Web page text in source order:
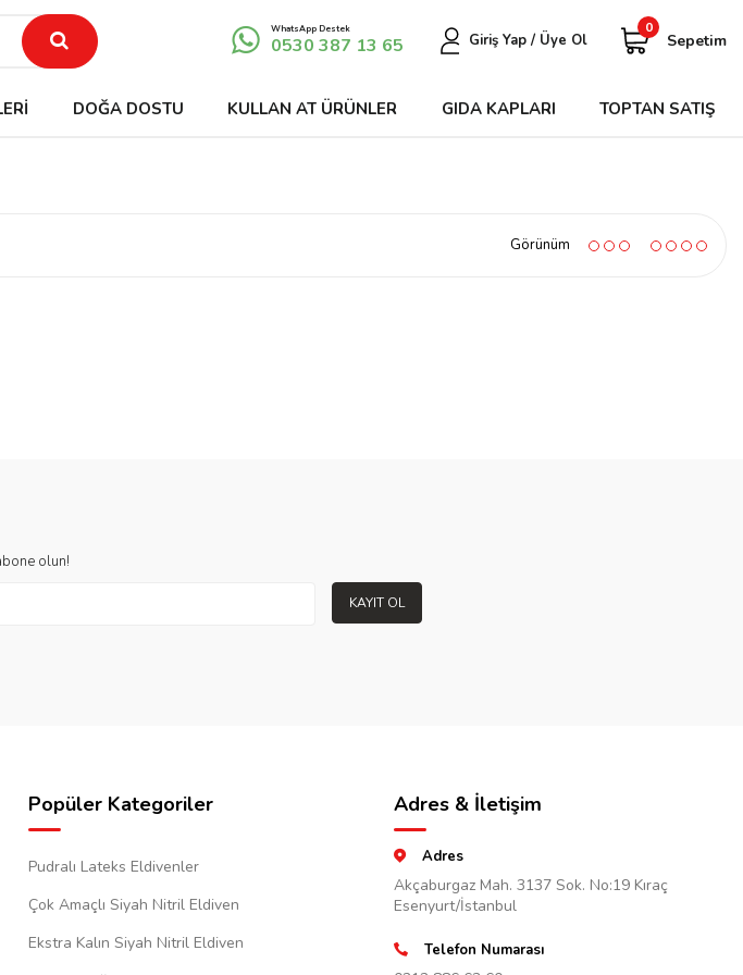
WhatsApp Destek
0530 387 13 65 Giriş Yap / Üye Ol
0
Sepetim
DOĞA DOSTU KULLAN AT ÜRÜNLER GIDA KAPLARI TOPTAN SATIŞ
Görünüm
olun!
KAYIT OL
Popüler Kategoriler
Pudralı Lateks Eldivenler
Çok Amaçlı Siyah Nitril Eldiven
Ekstra Kalın Siyah Nitril Eldiven
Adres & İletişim
Adres
Akçaburgaz Mah. 3137 Sok. No:19 Kıraç
Esenyurt/İstanbul
Telefon Numarası